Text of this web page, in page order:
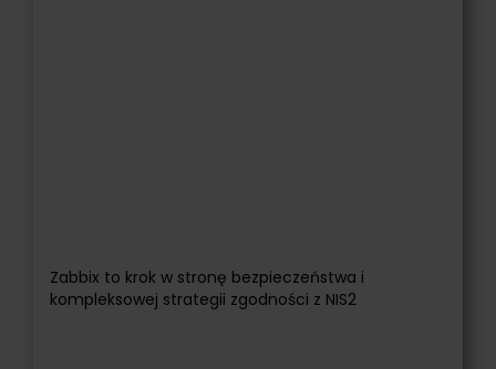
Zabbix to krok w stronę bezpieczeństwa i
kompleksowej strategii zgodności z NIS2